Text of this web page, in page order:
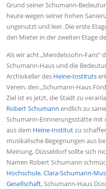
Grund seiner Schumann-
heute wegen seiner hohen
ungenutzt und leer. Die erste
den Mieter in der zweiten Etage
Als wir acht „Mendelssohn-Fans“
Schumann-Haus und die
Archivkeller des Heine-Instituts
Verein, den „Schumann-Haus
Ziel ist es jetzt, die Stadt zu
Robert Schumann endlich zu
Schumann-Erinnerungsstätte
aus dem Heine-Institutzu
musikalische Begegnungen aus
Meinung, Düsseldorf sollte sich
Namen Robert Schumann
Hochschule,Clara-Schumann-
Gesellschaft, Schumann-Haus